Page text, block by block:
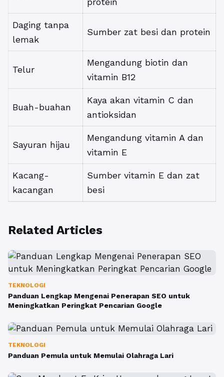
Daging tanpa
lemak
Sumber zat besi dan protein
Telur
Mengandung biotin dan
vitamin B12
Buah-buahan
Kaya akan vitamin C dan
antioksidan
Sayuran hijau
Mengandung vitamin A dan
vitamin E
Kacang-
kacangan
Sumber vitamin E dan zat
besi
Related Articles
TEKNOLOGI
Panduan Lengkap Mengenai Penerapan SEO untuk
Meningkatkan Peringkat Pencarian Google
TEKNOLOGI
Panduan Pemula untuk Memulai Olahraga Lari